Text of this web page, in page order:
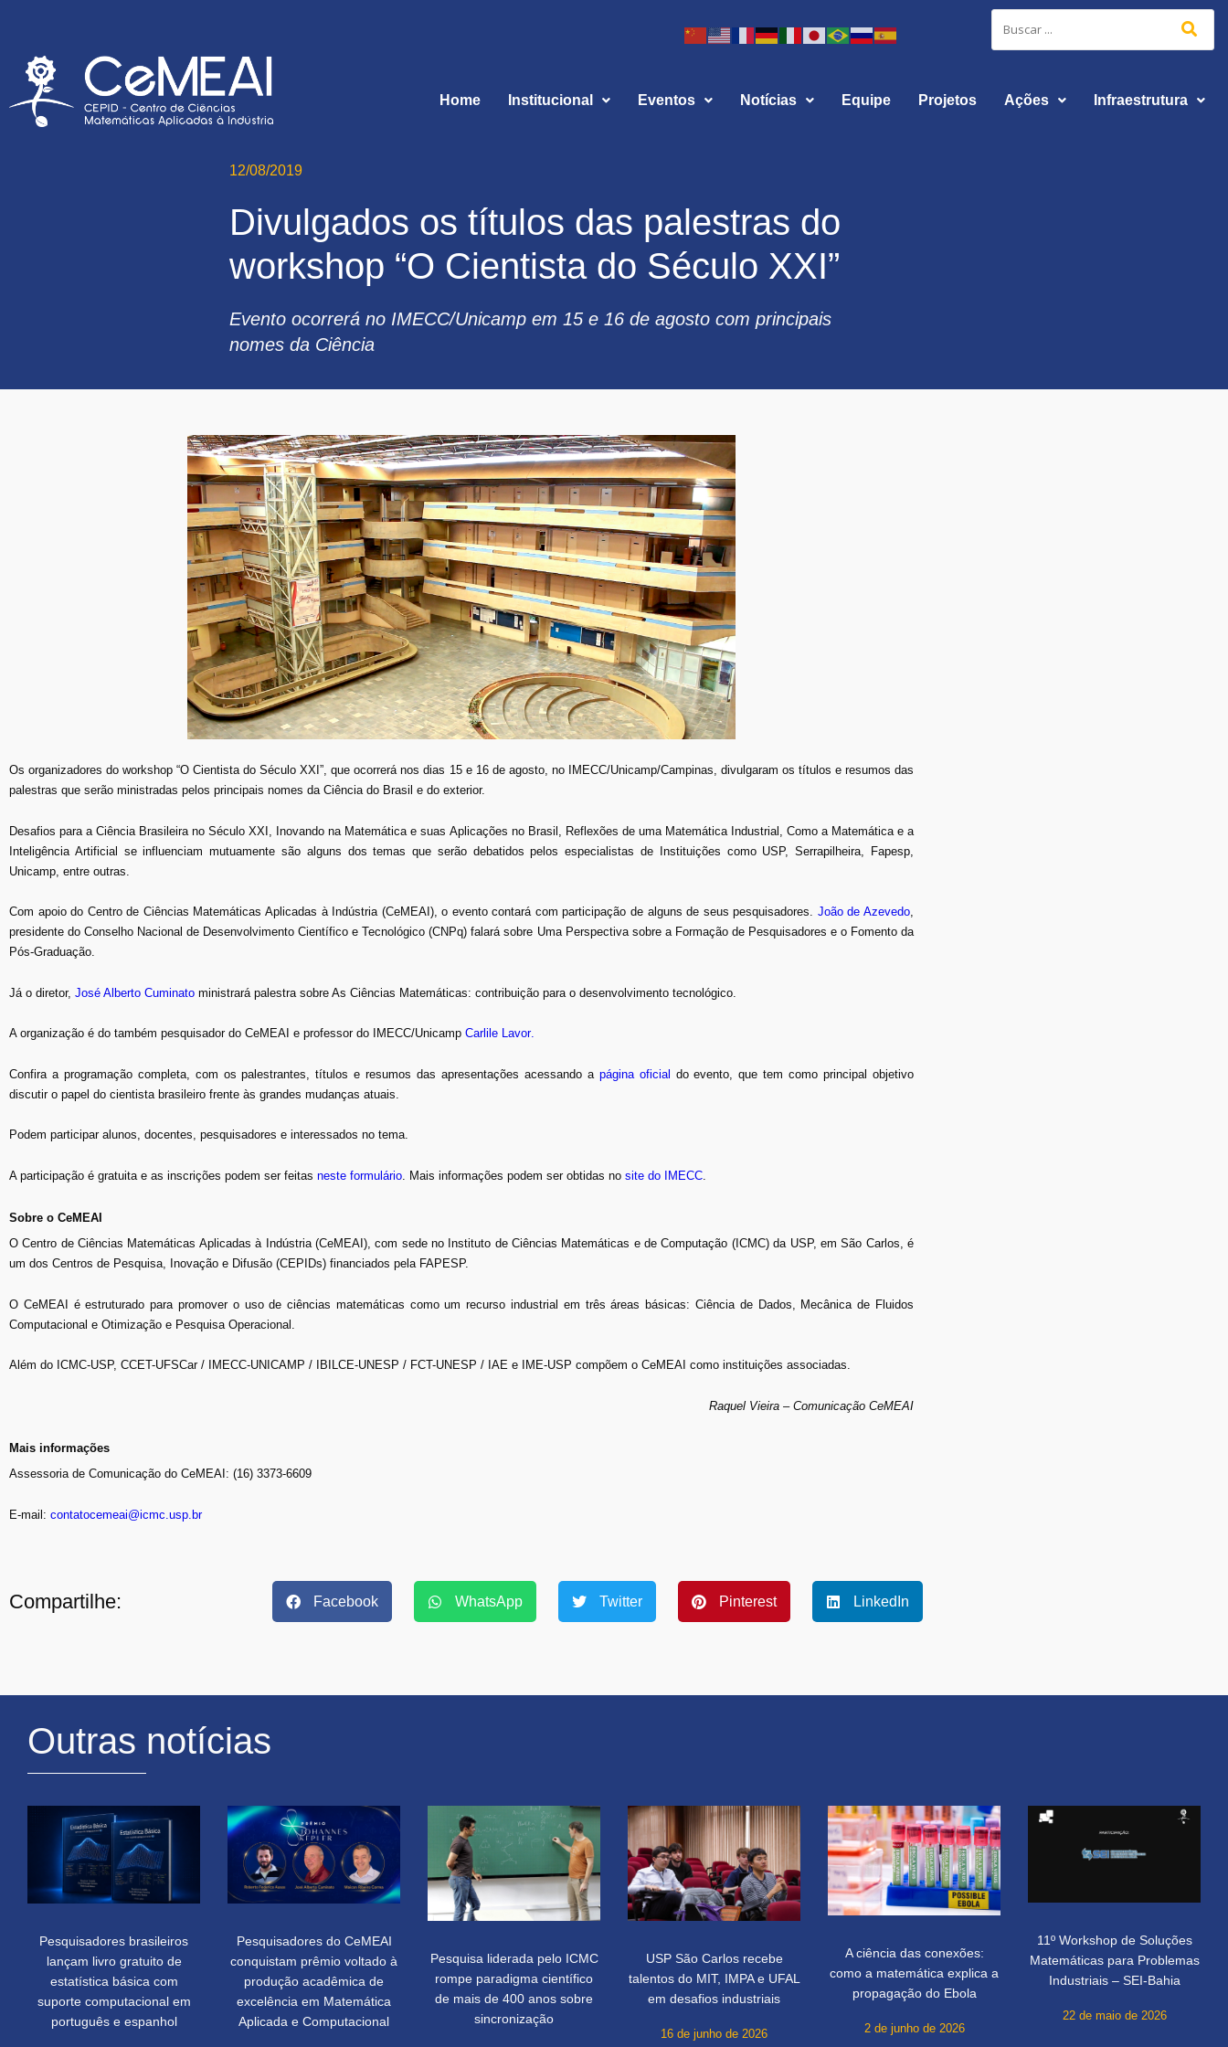
Home Institucional Eventos Notícias Equipe Projetos Ações Infraestrutura
12/08/2019
Divulgados os títulos das palestras do
workshop “O Cientista do Século XXI”
Evento ocorrerá no IMECC/Unicamp em 15 e 16 de agosto com principais
nomes da Ciência
Os organizadores do workshop “O Cientista do Século XXI”, que ocorrerá nos dias 15 e 16 de agosto, no IMECC/Unicamp/Campinas, divulgaram os títulos e resumos das
palestras que serão ministradas pelos principais nomes da Ciência do Brasil e do exterior.
Desafios para a Ciência Brasileira no Século XXI, Inovando na Matemática e suas Aplicações no Brasil, Reflexões de uma Matemática Industrial, Como a Matemática e a
Inteligência Artificial se influenciam mutuamente são alguns dos temas que serão debatidos pelos especialistas de Instituições como USP, Serrapilheira, Fapesp,
Unicamp, entre outras.
Com apoio do Centro de Ciências Matemáticas Aplicadas à Indústria (CeMEAI), o evento contará com participação de alguns de seus pesquisadores. João de Azevedo,
presidente do Conselho Nacional de Desenvolvimento Científico e Tecnológico (CNPq) falará sobre Uma Perspectiva sobre a Formação de Pesquisadores e o Fomento da
Pós-Graduação.
Já o diretor, José Alberto Cuminato ministrará palestra sobre As Ciências Matemáticas: contribuição para o desenvolvimento tecnológico.
A organização é do também pesquisador do CeMEAI e professor do IMECC/Unicamp Carlile Lavor.
Confira a programação completa, com os palestrantes, títulos e resumos das apresentações acessando a página oficial do evento, que tem como principal objetivo
discutir o papel do cientista brasileiro frente às grandes mudanças atuais.
Podem participar alunos, docentes, pesquisadores e interessados no tema.
A participação é gratuita e as inscrições podem ser feitas neste formulário . Mais informações podem ser obtidas no site do IMECC
Sobre o CeMEAI
O Centro de Ciências Matemáticas Aplicadas à Indústria (CeMEAI), com sede no Instituto de Ciências Matemáticas e de Computação (ICMC) da USP, em São Carlos, é
um dos Centros de Pesquisa, Inovação e Difusão (CEPIDs) financiados pela FAPESP.
O CeMEAI é estruturado para promover o uso de ciências matemáticas como um recurso industrial em três áreas básicas: Ciência de Dados, Mecânica de Fluidos
Computacional e Otimização e Pesquisa Operacional.
Além do ICMC-USP, CCET-UFSCar / IMECC-UNICAMP / IBILCE-UNESP / FCT-UNESP / IAE e IME-USP compõem o CeMEAI como instituições associadas.
Raquel Vieira – Comunicação CeMEAI
Mais informações
Assessoria de Comunicação do CeMEAI: (16) 3373-6609
E-mail: contatocemeai@icmc.usp.br
Compartilhe: Facebook WhatsApp Twitter Pinterest LinkedIn
Outras notícias
Pesquisadores brasileiros
lançam livro gratuito de
estatística básica com
suporte computacional em
português e espanhol
Pesquisadores do CeMEAI
conquistam prêmio voltado à
produção acadêmica de
excelência em Matemática
Aplicada e Computacional
Pesquisa liderada pelo ICMC
rompe paradigma científico
de mais de 400 anos sobre
sincronização
USP São Carlos recebe
talentos do MIT, IMPA e UFAL
em desafios industriais
16 de junho de 2026
A ciência das conexões:
como a matemática explica a
propagação do Ebola
2 de junho de 2026
11º Workshop de Soluções
Matemáticas para Problemas
Industriais – SEI-Bahia
22 de maio de 2026